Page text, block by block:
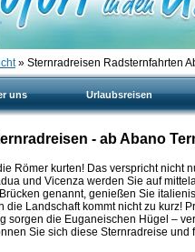
» Sternradreisen Radsternfahrten
uns Urlaubsreisen
- ab Abano
Römer kurten! Das verspricht nicht
und Vicenza werden Sie auf
genannt, genießen Sie
die Landschaft kommt nicht zu kurz!
sorgen die Euganeischen Hügel –
Sie sich diese Sternradreise